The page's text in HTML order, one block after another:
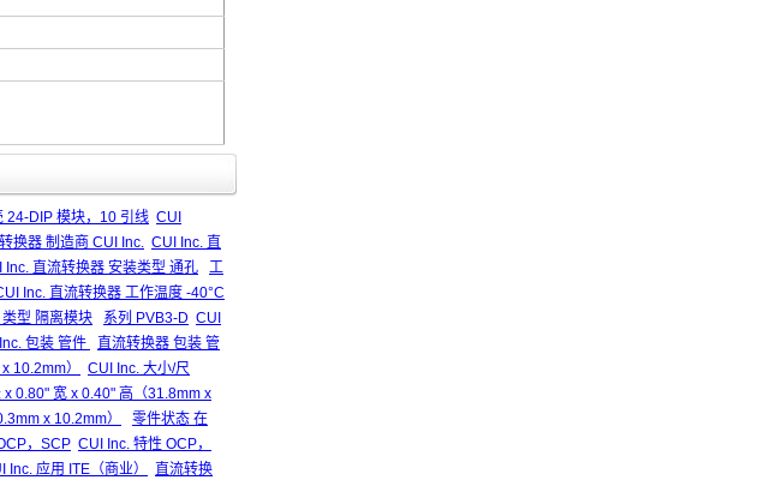
24-DIP 模块，10 引线 CUI
换器 制造商 CUI Inc. CUI Inc. 直
Inc. 直流转换器 安装类型 通孔
工
Inc. 直流转换器 工作温度 -40°C
型 隔离模块 系列 PVB3-D CUI
包装 管件
直流转换器 包装 管
10.2mm）
CUI Inc. 大小/尺
0.80" 宽 x 0.40" 高（31.8mm x
x 10.2mm）
零件状态 在
，SCP CUI Inc. 特性 OCP，
Inc. 应用 ITE（商业）
直流转换